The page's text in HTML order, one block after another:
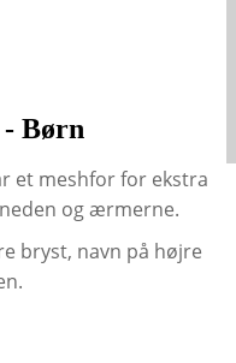
Børn
et meshfor for ekstra
og ærmerne.
bryst, navn på højre